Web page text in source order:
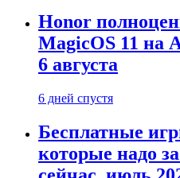
Honor
MagicOS 11 на
6 августа
6 дней спустя
Бесплатные
которые надо